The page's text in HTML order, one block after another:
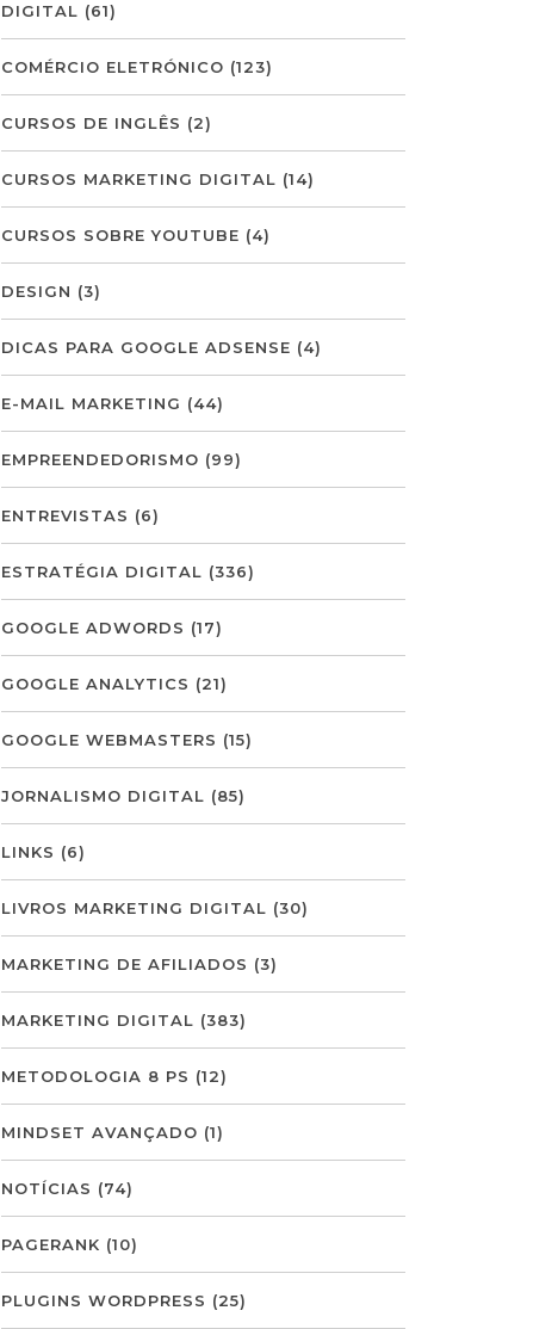
DIGITAL (61)
COMÉRCIO ELETRÓNICO (123)
CURSOS DE INGLÊS (2)
CURSOS MARKETING DIGITAL (14)
CURSOS SOBRE YOUTUBE (4)
DESIGN (3)
DICAS PARA GOOGLE ADSENSE (4)
E-MAIL MARKETING (44)
EMPREENDEDORISMO (99)
ENTREVISTAS (6)
ESTRATÉGIA DIGITAL (336)
GOOGLE ADWORDS (17)
GOOGLE ANALYTICS (21)
GOOGLE WEBMASTERS (15)
JORNALISMO DIGITAL (85)
LINKS (6)
LIVROS MARKETING DIGITAL (30)
MARKETING DE AFILIADOS (3)
MARKETING DIGITAL (383)
METODOLOGIA 8 PS (12)
MINDSET AVANÇADO (1)
NOTÍCIAS (74)
PAGERANK (10)
PLUGINS WORDPRESS (25)